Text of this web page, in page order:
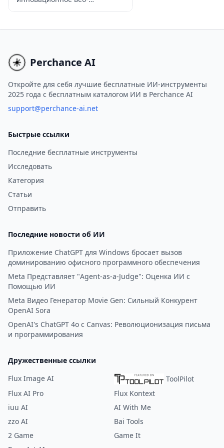
поисковых систем, и многое
приложение, использующее
языков с высокой точностью.
Perchance AI
Откройте для себя лучшие бесплатные ИИ-инструменты
2025 года с бесплатным каталогом ИИ в Perchance AI
support@perchance-ai.net
Быстрые ссылки
Последние бесплатные инструменты
Исследовать
Категория
Статьи
Отправить
Последние новости об ИИ
Приложение ChatGPT для Windows бросает вызов
доминированию офисного программного обеспечения
Meta Представляет "Agent-as-a-Judge": Оценка ИИ с
Помощью ИИ
Meta Видео Генератор Movie Gen: Сильный Конкурент
OpenAI Sora
OpenAI's ChatGPT 4o с Canvas: Революционизация письма
и программирования
Дружественные ссылки
Flux Image AI
ToolPilot
Flux AI Pro
Flux Kontext
iuu AI
AI With Me
zzo AI
Bai Tools
2 Game
Game It